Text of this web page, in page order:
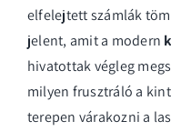
elfelejtett számlák
jelent, amit a modern
hivatottak végleg
milyen frusztráló a
terepen várakozni a